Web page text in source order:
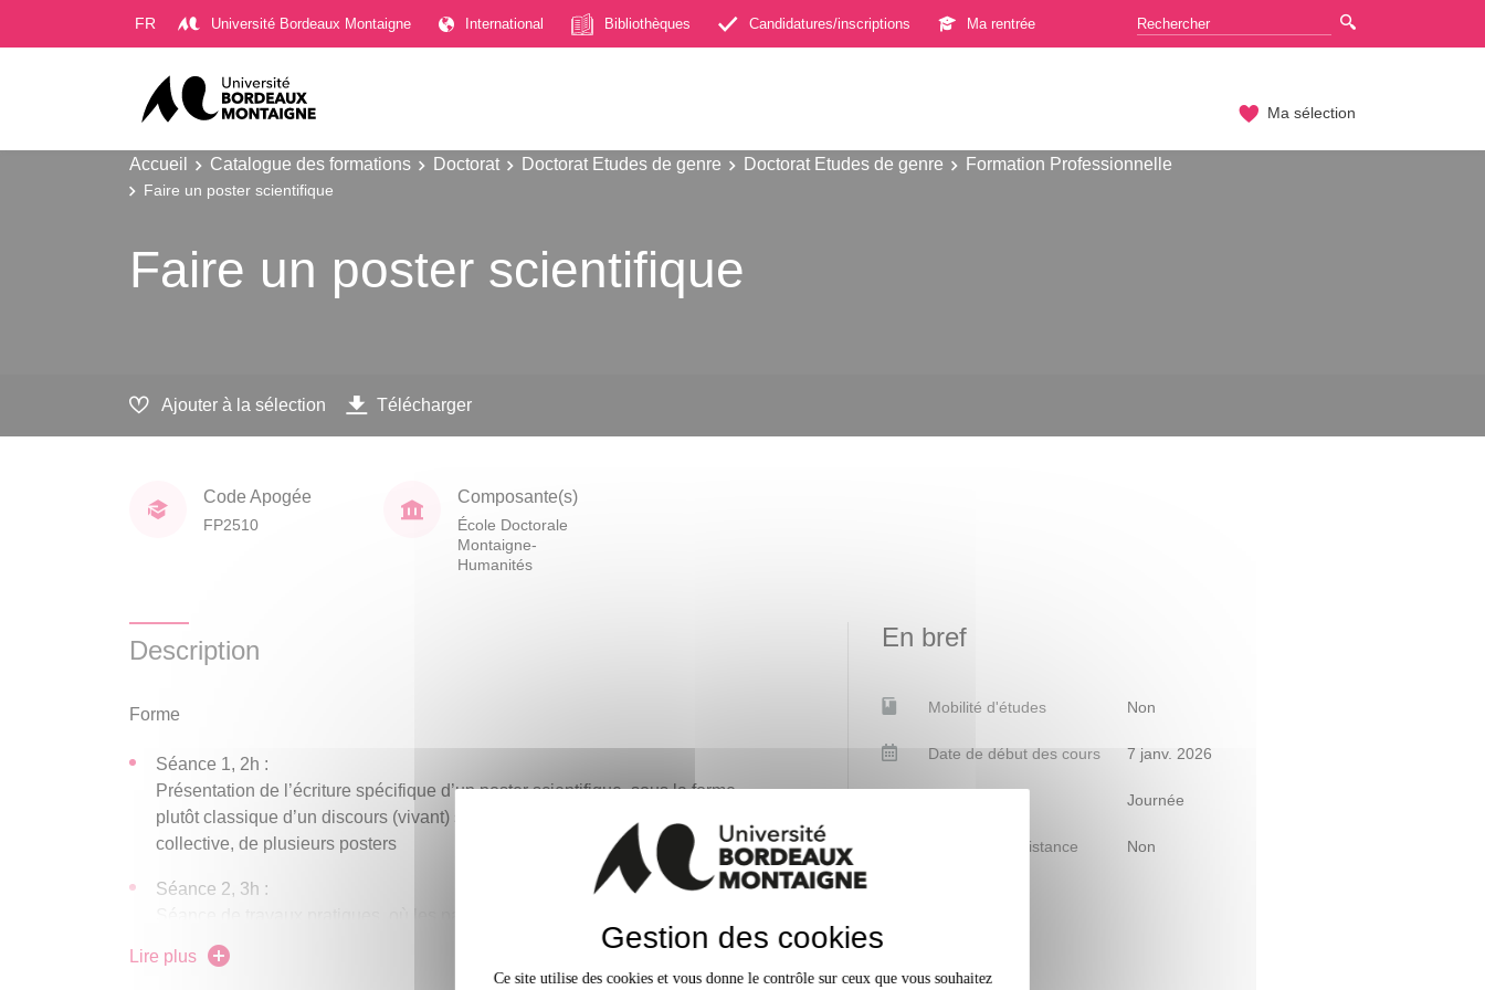
FR Université Bordeaux Montaigne International Bibliothèques Candidatures/inscriptions Ma rentrée
Ma sélection
Accueil Catalogue des formations Doctorat Doctorat Etudes de genre Doctorat Etudes de genre Formation Professionnelle
Faire un poster scientifique
Faire un poster scientifique
Ajouter à la sélection Télécharger
Code Apogée
FP2510
Composante(s)
École Doctorale
Montaigne-
Humanités
Description
Forme
Séance 1, 2h :
Présentation de l’écriture spécifique d’un poster scientifique, sous la forme
plutôt classique d’un discours (vivant) s’appuyant sur l’analyse critique, et
collective, de plusieurs posters
Séance 2, 3h :
poster scientifique, sur leur sujet de thèse.
Lire plus
En bref
Mobilité d'études Non
Date de début des cours 7 janv. 2026
Journée
Accessible à distance Non
Contacts
Gestion des cookies
Ce site utilise des cookies et vous donne le contrôle sur ceux que vous souhaitez